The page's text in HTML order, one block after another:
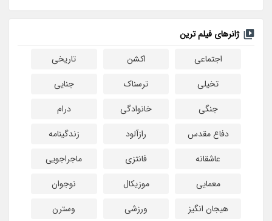
ژانرهای فیلم ترین
اجتماعی
اکشن
تاریخی
تخیلی
ترسناک
جنایی
جنگی
خانوادگی
درام
دفاع مقدس
رازآلود
زندگینامه
عاشقانه
فانتزی
ماجراجویی
معمایی
موزیکال
نوجوان
هیجان انگیز
ورزشی
وسترن